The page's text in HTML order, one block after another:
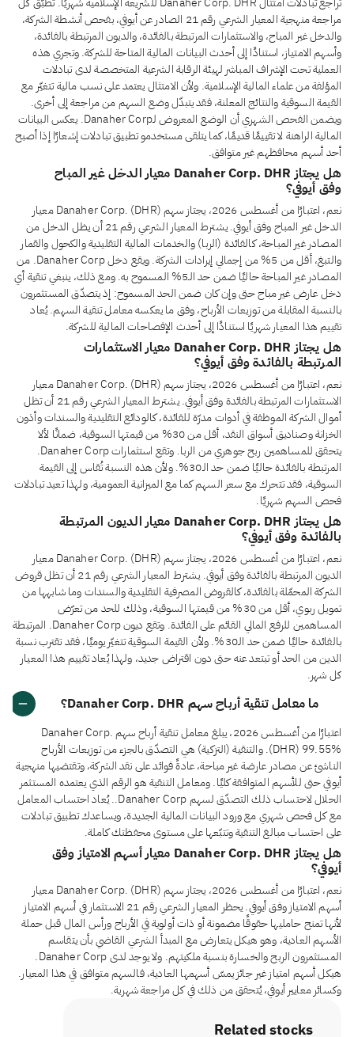
مراجعة منهجية المعيار الشرعي رقم 21 الصادر عن أيوفي، بفحص أنشطة الشركة،
والدخل غير المباح، والاستثمارات المرتبطة بالفائدة، والديون المرتبطة بالفائدة،
وأسهم الامتياز، استنادًا إلى أحدث البيانات المالية المتاحة للشركة. وتجري هذه
العملية تحت الإشراف المباشر لهيئة الرقابة الشرعية المتخصصة لدى تبادلات
المؤلفة من علماء المالية الإسلامية. ولأن الامتثال يعتمد على نسب مالية تتغيّر مع
القيمة السوقية والنتائج المعلنة، فقد يتبدّل وضع السهم من مراجعة إلى أخرى.
ويضمن الفحص الشهري أن الوضع المعروض لـDanaher Corp. يعكس البيانات
المالية الراهنة لا تقييمًا قديمًا، كما يتلقى مستخدمو تطبيق تبادلات إشعارًا إذا أصبح
أحد أسهم محافظهم غير متوافق.
هل يجتاز Danaher Corp. DHR معيار الدخل غير المباح
وفق أيوفي؟
نعم، اعتبارًا من أغسطس 2026، يجتاز سهم Danaher Corp. (DHR) معيار
الدخل غير المباح وفق أيوفي. يشترط المعيار الشرعي رقم 21 أن يظل الدخل من
المصادر غير المباحة، كالفائدة (الربا) والخدمات المالية التقليدية والكحول والقمار
والتبغ، أقل من 5% من إجمالي إيرادات الشركة. ويقع دخل Danaher Corp. من
المصادر غير المباحة حاليًا ضمن حد الـ5% المسموح به. ومع ذلك، ينبغي تنقية أي
دخل عارض غير مباح حتى وإن كان ضمن الحد المسموح: إذ يتصدّق المستثمرون
بالنسبة المقابلة من توزيعات الأرباح، وفق ما يعكسه معامل تنقية السهم. يُعاد
تقييم هذا المعيار شهريًا استنادًا إلى أحدث الإفصاحات المالية للشركة.
هل يجتاز Danaher Corp. DHR معيار الاستثمارات
المرتبطة بالفائدة وفق أيوفي؟
نعم، اعتبارًا من أغسطس 2026، يجتاز سهم Danaher Corp. (DHR) معيار
الاستثمارات المرتبطة بالفائدة وفق أيوفي. يشترط المعيار الشرعي رقم 21 أن تظل
أموال الشركة الموظفة في أدوات مدرّة للفائدة، كالودائع التقليدية والسندات وأذون
الخزانة وصناديق أسواق النقد، أقل من 30% من قيمتها السوقية، ضمانًا لألا
يتحقق للمساهمين ربح جوهري من الربا. وتقع استثمارات Danaher Corp.
المرتبطة بالفائدة حاليًا ضمن حد الـ30%. ولأن هذه النسبة تُقاس إلى القيمة
السوقية، فقد تتحرك مع سعر السهم كما مع الميزانية العمومية، ولهذا تعيد تبادلات
فحص السهم شهريًا.
هل يجتاز Danaher Corp. DHR معيار الديون المرتبطة
بالفائدة وفق أيوفي؟
نعم، اعتبارًا من أغسطس 2026، يجتاز سهم Danaher Corp. (DHR) معيار
الديون المرتبطة بالفائدة وفق أيوفي. يشترط المعيار الشرعي رقم 21 أن تظل قروض
الشركة المحمّلة بالفائدة، كالقروض المصرفية التقليدية والسندات وما شابهها من
تمويل ربوي، أقل من 30% من قيمتها السوقية، وذلك للحد من تعرّض
المساهمين للرفع المالي القائم على الفائدة. وتقع ديون Danaher Corp. المرتبطة
بالفائدة حاليًا ضمن حد الـ30%. ولأن القيمة السوقية تتغيّر يوميًا، فقد تقترب نسبة
الدين من الحد أو تبتعد عنه حتى دون اقتراض جديد، ولهذا يُعاد تقييم هذا المعيار
كل شهر.
ما معامل تنقية أرباح سهم Danaher Corp. DHR؟
اعتبارًا من أغسطس 2026، يبلغ معامل تنقية أرباح سهم Danaher Corp.
(DHR) 99.55%. والتنقية (التزكية) هي التصدّق بالجزء من توزيعات الأرباح
الناشئ عن مصادر عارضة غير مباحة، عادةً فوائد على نقد الشركة، وتقتضيها منهجية
أيوفي حتى للأسهم المتوافقة كليًا. ومعامل التنقية هو الرقم الذي يعتمده المستثمر
الحلال لاحتساب ذلك التصدّق لسهم Danaher Corp.. يُعاد احتساب المعامل
مع كل فحص شهري مع ورود البيانات المالية الجديدة، ويساعدك تطبيق تبادلات
على احتساب مبالغ التنقية وتتبّعها على مستوى محفظتك كاملة.
هل يجتاز Danaher Corp. DHR معيار أسهم الامتياز وفق
أيوفي؟
نعم، اعتبارًا من أغسطس 2026، يجتاز سهم Danaher Corp. (DHR) معيار
أسهم الامتياز وفق أيوفي. يحظر المعيار الشرعي رقم 21 الاستثمار في أسهم الامتياز
لأنها تمنح حامليها حقوقًا مضمونة أو ذات أولوية في الأرباح ورأس المال قبل حملة
الأسهم العادية، وهو هيكل يتعارض مع المبدأ الشرعي القاضي بأن يتقاسم
المستثمرون الربح والخسارة بنسبة ملكيتهم. ولا يوجد لدى Danaher Corp.
هيكل أسهم امتياز غير جائز يمسّ أسهمها العادية، فالسهم متوافق في هذا المعيار.
وكسائر معايير أيوفي، يُتحقق من ذلك في كل مراجعة شهرية.
Related stocks